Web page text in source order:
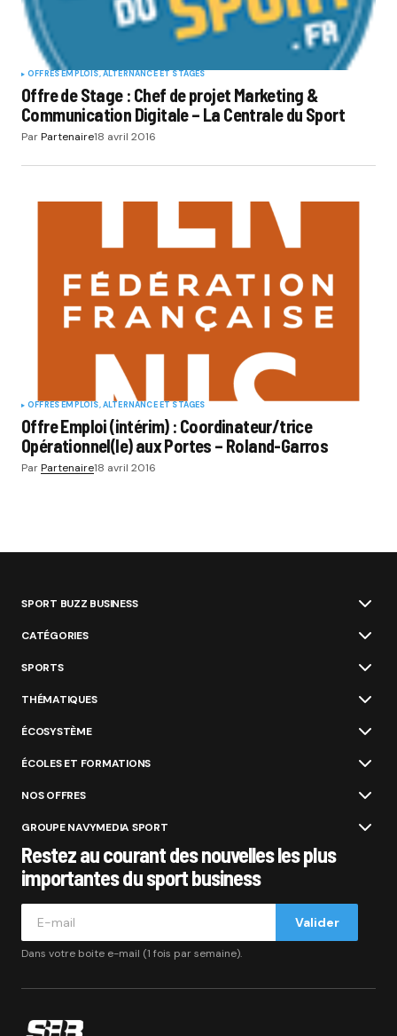
OFFRES EMPLOIS, ALTERNANCE ET STAGES
Offre de Stage : Chef de projet Marketing &
Communication Digitale – La Centrale du Sport
ParPartenaire18 avril 2016
OFFRES EMPLOIS, ALTERNANCE ET STAGES
Offre Emploi (intérim) : Coordinateur/trice
Opérationnel(le) aux Portes – Roland-Garros
ParPartenaire18 avril 2016
SPORT BUZZ BUSINESS
CATÉGORIES
SPORTS
THÉMATIQUES
ÉCOSYSTÈME
ÉCOLES ET FORMATIONS
NOS OFFRES
GROUPE NAVYMEDIA SPORT
Restez au courant des nouvelles les plus
importantes du sport business
Valider
Dans votre boite e-mail (1 fois par semaine).